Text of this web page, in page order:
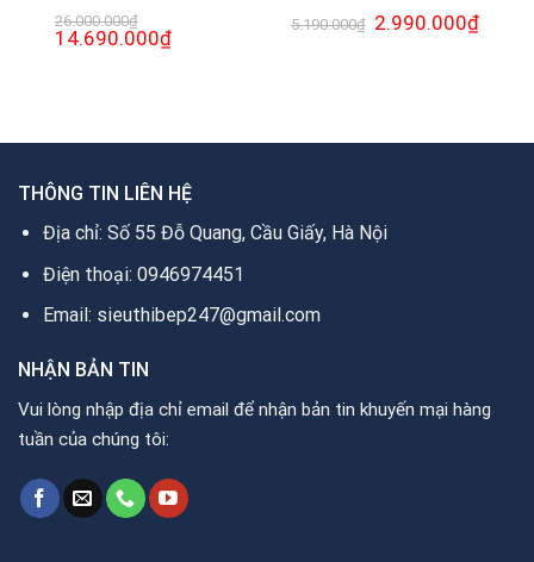
26.000.000₫
Giá
gốc
14.690.000₫Giá
hiện
5.190.000₫ Giá
gốc
2.990.000₫Giá
hiện
THÔNG TIN LIÊN HỆ
Địa chỉ: Số 55 Đỗ Quang, Cầu Giấy, Hà Nội
Điện thoại: 0946974451
Email: sieuthibep247@gmail.com
NHẬN BẢN TIN
Vui lòng nhập địa chỉ email để nhận bản tin khuyến mại hàng
tuần của chúng tôi: